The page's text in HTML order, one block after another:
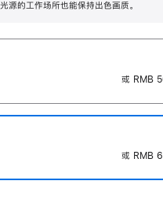
源的工作场所也能保持出色画质。
或 RMB
或 RMB